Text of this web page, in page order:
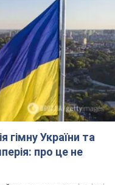
куплет та приспів пісні
53: що
вони
про